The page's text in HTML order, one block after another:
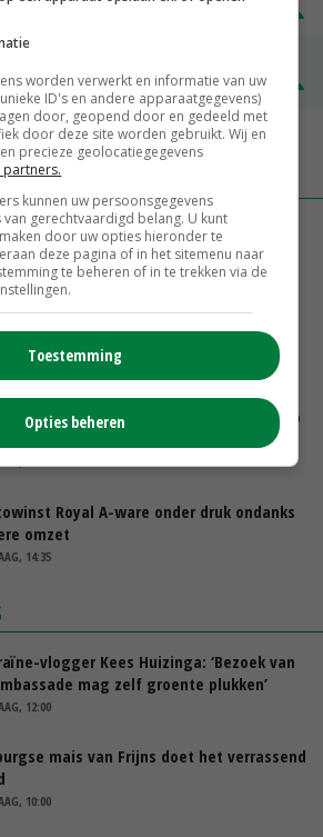
€ 345,00 € 20,00
MEER MARKTPRIJZEN
over onttrekkingsverbod,
spreekt van ‘ondernemersrisico’
16:27
en El Niño stuwen voedselprijzen op
Royal A-ware onder druk ondanks
omzet
14:35
vlogger Kees Huizinga: ‘Bezoek van
mag zelf groente plukken’
12:00
mais van Frijns doet het verrassend
10:00
worden verwerkt en informatie van uw
ID's en andere apparaatgegevens)
door, geopend door en gedeeld met
door deze site worden gebruikt. Wij en
precieze geolocatiegegevens
partners.
kunnen uw persoonsgegevens
gerechtvaardigd belang. U kunt
door uw opties hieronder te
deze pagina of in het sitemenu naar
te beheren of in te trekken via de
Toestemming
Opties beheren